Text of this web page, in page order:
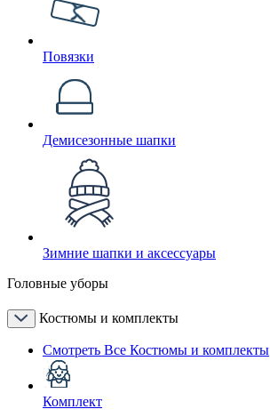
Повязки
Демисезонные шапки
Зимние шапки и аксессуары
Головные уборы
Костюмы и комплекты
Смотреть Все Костюмы и комплекты
Комплект